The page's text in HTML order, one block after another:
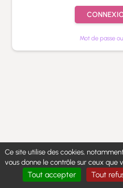
Mot de passe
Ce site utilise des cookies,
vous donne le contrôle sur ceux que
Tout accepter Tout